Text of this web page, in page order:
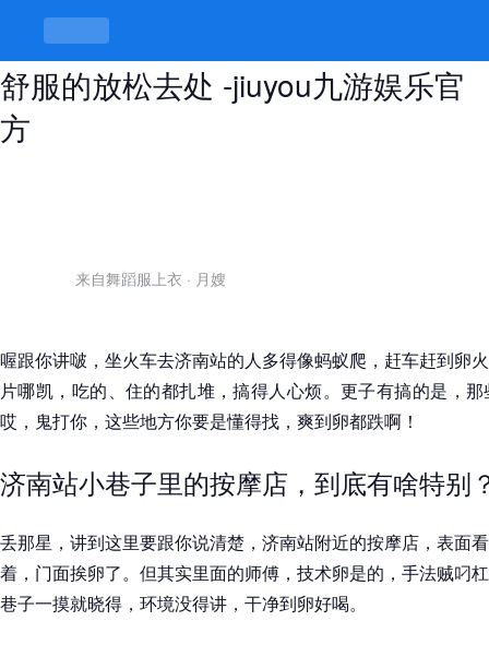
济南站附近小巷子的按摩店，隐秘又
舒服的放松去处 -jiuyou九游娱乐官
方
来自舞蹈服上衣 · 月嫂
喔跟你讲啵，坐火车去济南站的人多得像蚂蚁爬，赶车赶到卵
片哪凯，吃的、住的都扎堆，搞得人心烦。更子有搞的是，
哎，鬼打你，这些地方你要是懂得找，爽到卵都跌啊！
济南站小巷子里的按摩店，到底有啥特别
丢那星，讲到这里要跟你说清楚，济南站附近的按摩店，表面
着，门面挨卵了。但其实里面的师傅，技术卵是的，手法贼叼
巷子一摸就晓得，环境没得讲，干净到卵好喝。